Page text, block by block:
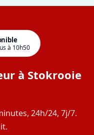
à 10h50
à Stokrooie
24h/24, 7j/7.